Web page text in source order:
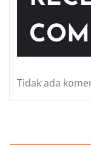
Tidak ada